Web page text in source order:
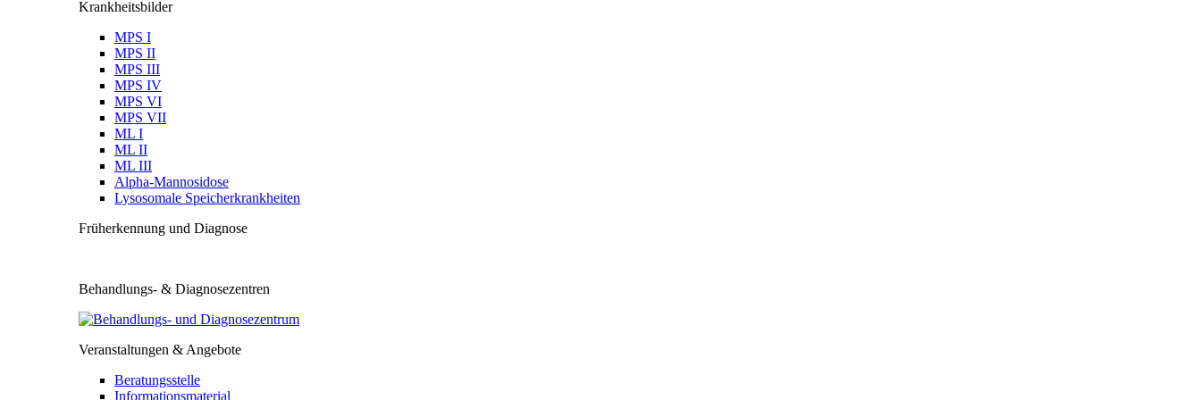
Krankheitsbilder
MPS I
MPS II
MPS III
MPS IV
MPS VI
MPS VII
ML I
ML II
ML III
Alpha-Mannosidose
Lysosomale Speicherkrankheiten
Früherkennung und Diagnose
Behandlungs- & Diagnosezentren
Veranstaltungen & Angebote
Beratungsstelle
Informationsmaterial